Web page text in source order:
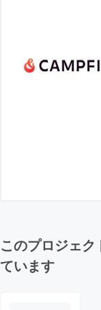
このプロジェ
ています